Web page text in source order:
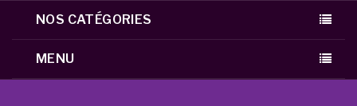
NOS CATÉGORIES
MENU